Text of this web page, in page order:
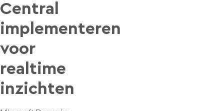
Central
implementeren
voor
realtime
inzichten